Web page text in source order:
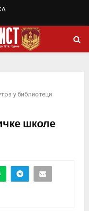
у библиотеци
школе